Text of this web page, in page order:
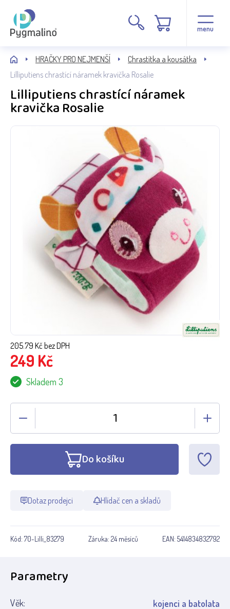
menu
HRAČKY PRO NEJMENŠÍ
Chrastítka a kousátka
Lilliputiens chrastící náramek kravička Rosalie
Lilliputiens chrastící náramek
kravička Rosalie
205.79 Kč bez DPH
249 Kč
Skladem 3
Do košíku
Dotaz prodejci Hlídač cen a skladů
Kód: 70-Lilli_83279 Záruka: 24 měsíců EAN: 5414834832792
Parametry
Věk: kojenci a batolata